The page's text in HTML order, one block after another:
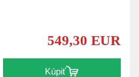
549,30 EUR
Kúpiť